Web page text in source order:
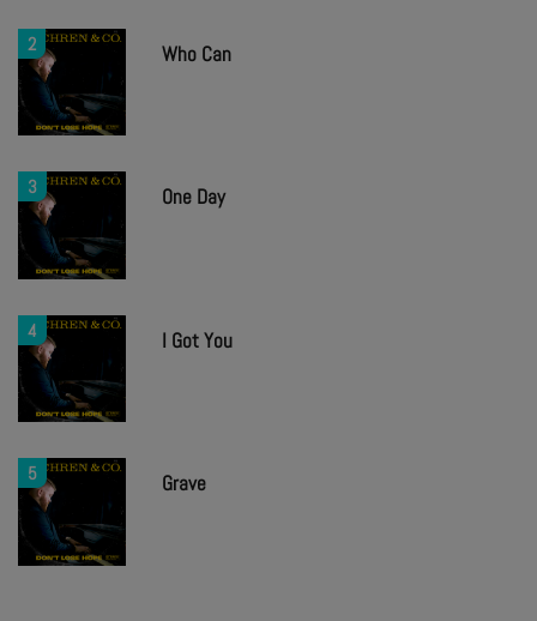
2 Who Can
3 One Day
4 I Got You
5 Grave